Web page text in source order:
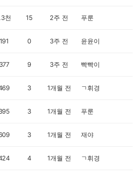
천 15 2주 전 푸룬
191 0 3주 전 윤윤이
377 9 3주 전 빡빡이
3 1개월 전 ㄱ휘경
3 1개월 전 푸룬
3 1개월 전 재야
4 1개월 전 ㄱ휘경